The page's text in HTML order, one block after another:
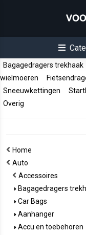
Bagagedragers trekhaak
wielmoeren
Sneeuwkettingen
Overig
Home
Auto
Accessoires
Bagagedragers
Car Bags
Aanhanger
Accu en toebehoren